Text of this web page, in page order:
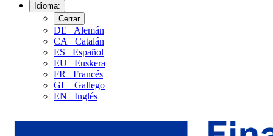
Idioma:
Cerrar
DE
Alemán
CA
Catalán
ES
Español
EU
Euskera
FR
Francés
GL
Gallego
EN
Inglés